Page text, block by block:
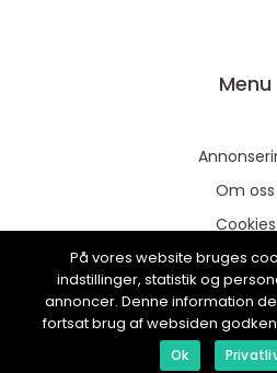
Menu
Om oss
Cookies
Kontakta
Sitemap
På vores website bruges
indstillinger, statistik og
annoncer. Denne information
fortsat brug af websiden
Ok